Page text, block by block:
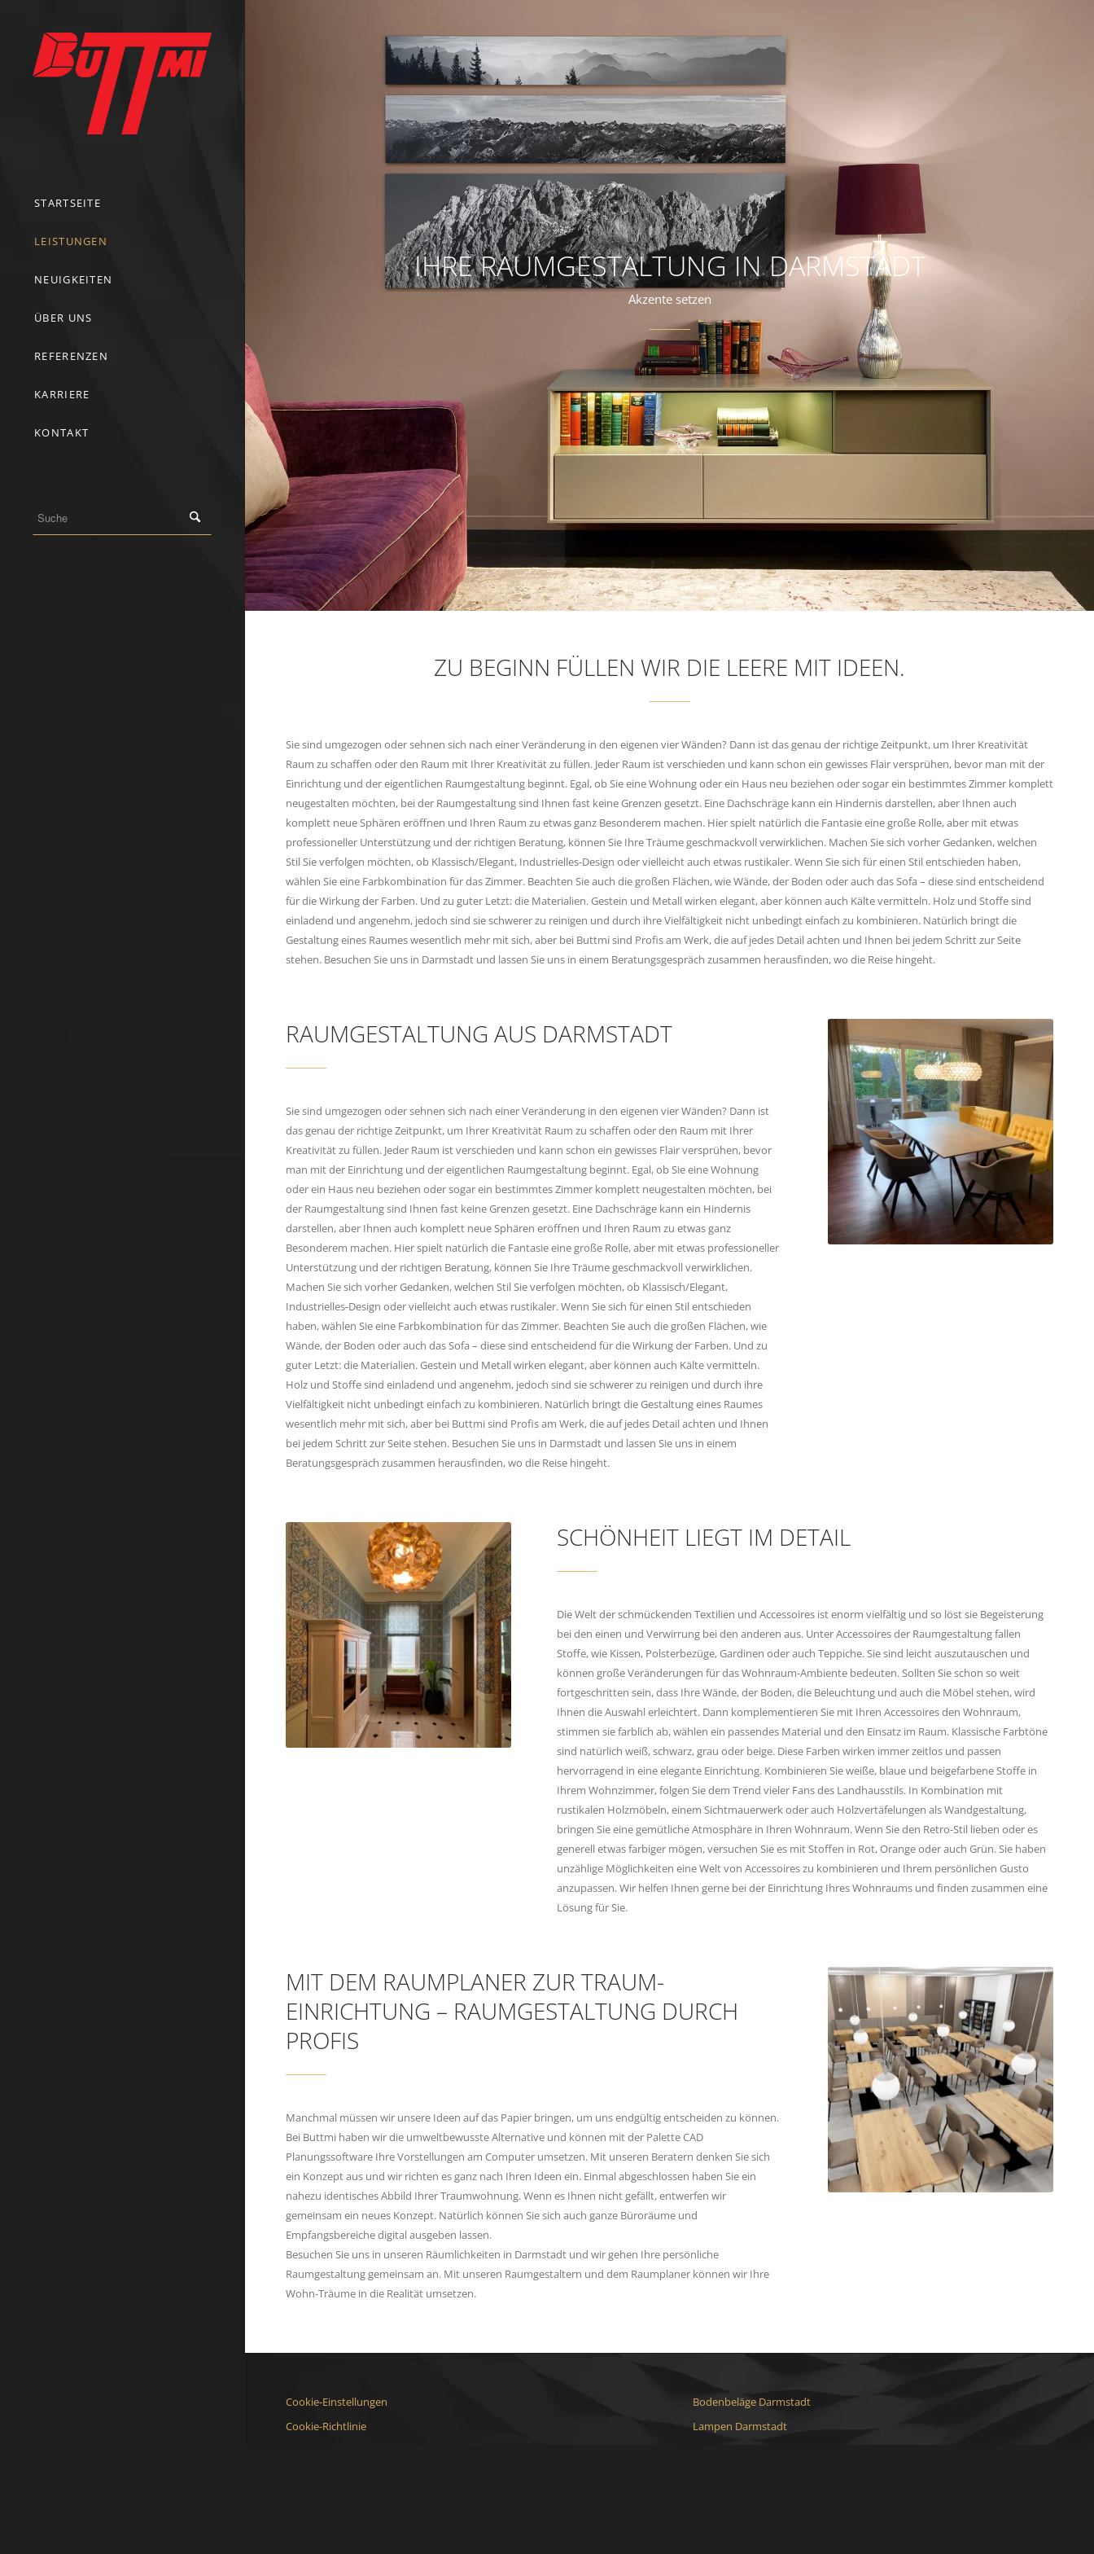
STARTSEITE
LEISTUNGEN
NEUIGKEITEN
ÜBER UNS
REFERENZEN
KARRIERE
KONTAKT
IHRE RAUMGESTALTUNG IN DARMSTADT
Akzente setzen
ZU BEGINN FÜLLEN WIR DIE LEERE MIT IDEEN.
Sie sind umgezogen oder sehnen sich nach einer Veränderung in den eigenen vier Wänden? Dann ist das genau der richtige Zeitpunkt, um Ihrer Kreativität
Raum zu schaffen oder den Raum mit Ihrer Kreativität zu füllen. Jeder Raum ist verschieden und kann schon ein gewisses Flair versprühen, bevor man mit der
Einrichtung und der eigentlichen Raumgestaltung beginnt. Egal, ob Sie eine Wohnung oder ein Haus neu beziehen oder sogar ein bestimmtes Zimmer komplett
neugestalten möchten, bei der Raumgestaltung sind Ihnen fast keine Grenzen gesetzt. Eine Dachschräge kann ein Hindernis darstellen, aber Ihnen auch
komplett neue Sphären eröffnen und Ihren Raum zu etwas ganz Besonderem machen. Hier spielt natürlich die Fantasie eine große Rolle, aber mit etwas
professioneller Unterstützung und der richtigen Beratung, können Sie Ihre Träume geschmackvoll verwirklichen. Machen Sie sich vorher Gedanken, welchen
Stil Sie verfolgen möchten, ob Klassisch/Elegant, Industrielles-Design oder vielleicht auch etwas rustikaler. Wenn Sie sich für einen Stil entschieden haben,
wählen Sie eine Farbkombination für das Zimmer. Beachten Sie auch die großen Flächen, wie Wände, der Boden oder auch das Sofa – diese sind entscheidend
für die Wirkung der Farben. Und zu guter Letzt: die Materialien. Gestein und Metall wirken elegant, aber können auch Kälte vermitteln. Holz und Stoffe sind
einladend und angenehm, jedoch sind sie schwerer zu reinigen und durch ihre Vielfältigkeit nicht unbedingt einfach zu kombinieren. Natürlich bringt die
Gestaltung eines Raumes wesentlich mehr mit sich, aber bei Buttmi sind Profis am Werk, die auf jedes Detail achten und Ihnen bei jedem Schritt zur Seite
stehen. Besuchen Sie uns in Darmstadt und lassen Sie uns in einem Beratungsgespräch zusammen herausfinden, wo die Reise hingeht.
RAUMGESTALTUNG AUS DARMSTADT
Sie sind umgezogen oder sehnen sich nach einer Veränderung in den eigenen vier Wänden? Dann ist
das genau der richtige Zeitpunkt, um Ihrer Kreativität Raum zu schaffen oder den Raum mit Ihrer
Kreativität zu füllen. Jeder Raum ist verschieden und kann schon ein gewisses Flair versprühen, bevor
man mit der Einrichtung und der eigentlichen Raumgestaltung beginnt. Egal, ob Sie eine Wohnung
oder ein Haus neu beziehen oder sogar ein bestimmtes Zimmer komplett neugestalten möchten, bei
der Raumgestaltung sind Ihnen fast keine Grenzen gesetzt. Eine Dachschräge kann ein Hindernis
darstellen, aber Ihnen auch komplett neue Sphären eröffnen und Ihren Raum zu etwas ganz
Besonderem machen. Hier spielt natürlich die Fantasie eine große Rolle, aber mit etwas professioneller
Unterstützung und der richtigen Beratung, können Sie Ihre Träume geschmackvoll verwirklichen.
Machen Sie sich vorher Gedanken, welchen Stil Sie verfolgen möchten, ob Klassisch/Elegant,
Industrielles-Design oder vielleicht auch etwas rustikaler. Wenn Sie sich für einen Stil entschieden
haben, wählen Sie eine Farbkombination für das Zimmer. Beachten Sie auch die großen Flächen, wie
Wände, der Boden oder auch das Sofa – diese sind entscheidend für die Wirkung der Farben. Und zu
guter Letzt: die Materialien. Gestein und Metall wirken elegant, aber können auch Kälte vermitteln.
Holz und Stoffe sind einladend und angenehm, jedoch sind sie schwerer zu reinigen und durch ihre
Vielfältigkeit nicht unbedingt einfach zu kombinieren. Natürlich bringt die Gestaltung eines Raumes
wesentlich mehr mit sich, aber bei Buttmi sind Profis am Werk, die auf jedes Detail achten und Ihnen
bei jedem Schritt zur Seite stehen. Besuchen Sie uns in Darmstadt und lassen Sie uns in einem
Beratungsgespräch zusammen herausfinden, wo die Reise hingeht.
SCHÖNHEIT LIEGT IM DETAIL
Die Welt der schmückenden Textilien und Accessoires ist enorm vielfältig und so löst sie Begeisterung
bei den einen und Verwirrung bei den anderen aus. Unter Accessoires der Raumgestaltung fallen
Stoffe, wie Kissen, Polsterbezüge, Gardinen oder auch Teppiche. Sie sind leicht auszutauschen und
können große Veränderungen für das Wohnraum-Ambiente bedeuten. Sollten Sie schon so weit
fortgeschritten sein, dass Ihre Wände, der Boden, die Beleuchtung und auch die Möbel stehen, wird
Ihnen die Auswahl erleichtert. Dann komplementieren Sie mit Ihren Accessoires den Wohnraum,
stimmen sie farblich ab, wählen ein passendes Material und den Einsatz im Raum. Klassische Farbtöne
sind natürlich weiß, schwarz, grau oder beige. Diese Farben wirken immer zeitlos und passen
hervorragend in eine elegante Einrichtung. Kombinieren Sie weiße, blaue und beigefarbene Stoffe in
Ihrem Wohnzimmer, folgen Sie dem Trend vieler Fans des Landhausstils. In Kombination mit
rustikalen Holzmöbeln, einem Sichtmauerwerk oder auch Holzvertäfelungen als Wandgestaltung,
bringen Sie eine gemütliche Atmosphäre in Ihren Wohnraum. Wenn Sie den Retro-Stil lieben oder es
generell etwas farbiger mögen, versuchen Sie es mit Stoffen in Rot, Orange oder auch Grün. Sie haben
unzählige Möglichkeiten eine Welt von Accessoires zu kombinieren und Ihrem persönlichen Gusto
anzupassen. Wir helfen Ihnen gerne bei der Einrichtung Ihres Wohnraums und finden zusammen eine
Lösung für Sie.
MIT DEM RAUMPLANER ZUR TRAUM-
EINRICHTUNG – RAUMGESTALTUNG DURCH
PROFIS
Manchmal müssen wir unsere Ideen auf das Papier bringen, um uns endgültig entscheiden zu können.
Bei Buttmi haben wir die umweltbewusste Alternative und können mit der Palette CAD
Planungssoftware Ihre Vorstellungen am Computer umsetzen. Mit unseren Beratern denken Sie sich
ein Konzept aus und wir richten es ganz nach Ihren Ideen ein. Einmal abgeschlossen haben Sie ein
nahezu identisches Abbild Ihrer Traumwohnung. Wenn es Ihnen nicht gefällt, entwerfen wir
gemeinsam ein neues Konzept. Natürlich können Sie sich auch ganze Büroräume und
Empfangsbereiche digital ausgeben lassen.
Besuchen Sie uns in unseren Räumlichkeiten in Darmstadt und wir gehen Ihre persönliche
Raumgestaltung gemeinsam an. Mit unseren Raumgestaltern und dem Raumplaner können wir Ihre
Wohn-Träume in die Realität umsetzen.
Cookie-Einstellungen
Cookie-Richtlinie
Bodenbeläge Darmstadt
Lampen Darmstadt